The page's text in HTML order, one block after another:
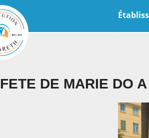
FETE DE MARIE DO